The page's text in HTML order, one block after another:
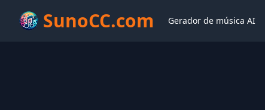
SunoCC.com Gerador de música AI